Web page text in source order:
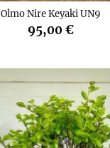
Olmo Nire Keyaki UN9
95,00 €